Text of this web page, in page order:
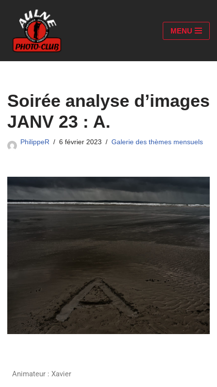
Aller
au
contenu
MENU
Soirée analyse d’images
JANV 23 : A.
PhilippeR 6 février 2023 Galerie des thèmes mensuels
Animateur : Xavier